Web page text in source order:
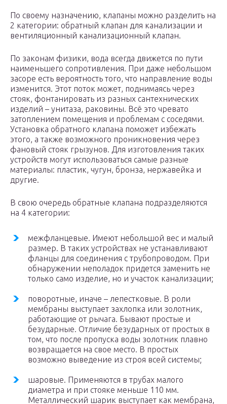
По своему назначению, клапаны можно разделить на
2 категории: обратный клапан для канализации и
вентиляционный канализационный клапан.
По законам физики, вода всегда движется по пути
наименьшего сопротивления. При даже небольшом
засоре есть вероятность того, что направление воды
изменится. Этот поток может, поднимаясь через
стояк, фонтанировать из разных сантехнических
изделий – унитаза, раковины. Всё это чревато
затоплением помещения и проблемам с соседями.
Установка обратного клапана поможет избежать
этого, а также возможного проникновения через
фановый стояк грызунов. Для изготовления таких
устройств могут использоваться самые разные
материалы: пластик, чугун, бронза, нержавейка и
другие.
В свою очередь обратные клапана подразделяются
на 4 категории:
межфланцевые. Имеют небольшой вес и малый
размер. В таких устройствах не устанавливают
фланцы для соединения с трубопроводом. При
обнаружении неполадок придется заменить не
только само изделие, но и участок канализации;
поворотные, иначе – лепестковые. В роли
мембраны выступает захлопка или золотник,
работающие от рычага. Бывают простые и
безударные. Отличие безударных от простых в
том, что после пропуска воды золотник плавно
возвращается на свое место. В простых
возможно выведение из строя всей системы;
шаровые. Применяются в трубах малого
диаметра и при стояке меньше 110 мм.
Металлический шарик выступает как мембрана,